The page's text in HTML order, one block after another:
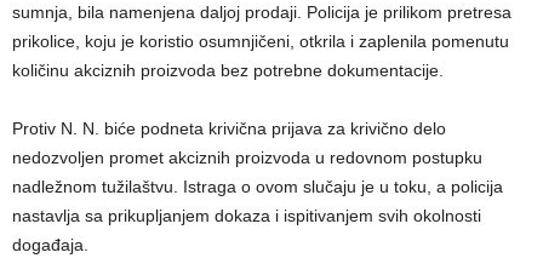
sumnja, bila namenjena daljoj prodaji. Policija je prilikom pretresa
prikolice, koju je koristio osumnjičeni, otkrila i zaplenila pomenutu
količinu akciznih proizvoda bez potrebne dokumentacije.
Protiv N. N. biće podneta krivična prijava za krivično delo
nedozvoljen promet akciznih proizvoda u redovnom postupku
nadležnom tužilaštvu. Istraga o ovom slučaju je u toku, a policija
nastavlja sa prikupljanjem dokaza i ispitivanjem svih okolnosti
događaja.